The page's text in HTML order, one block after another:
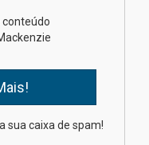
seus
o PAS antes
Médio
dos filhos além da
sua caixa de spam!